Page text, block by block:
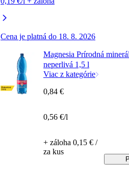
Cena je platná do 18. 8. 2026
Magnesia Prírodná
neperlivá 1,5 l
Viac z kategórie
0,84 €
0,56 €/l
+ záloha 0,15 € /
za kus